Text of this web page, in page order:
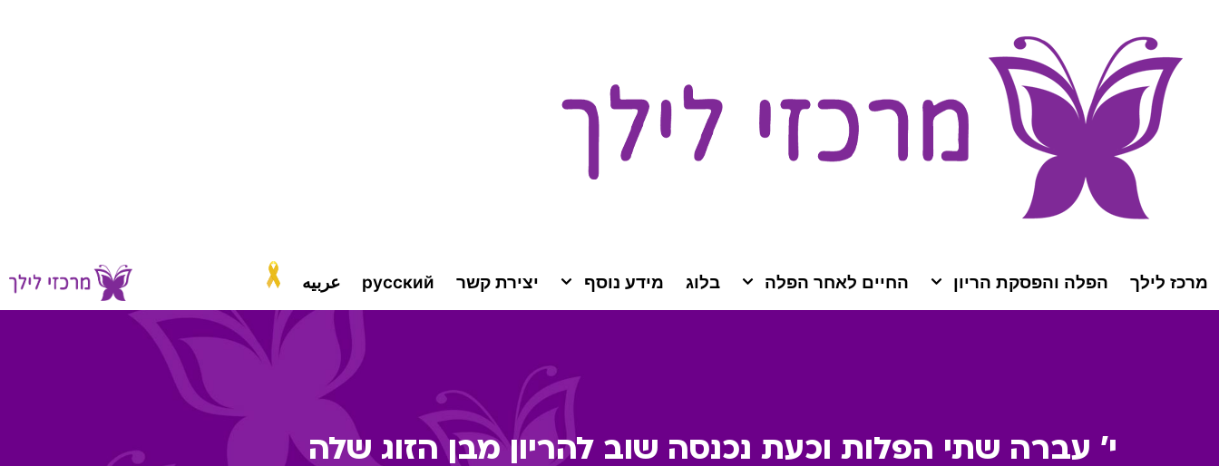
מרכז לילך הפלה והפסקת הריון החיים לאחר הפלה בלוג מידע נוסף יצירת קשר русский عربيه
י' עברה שתי הפלות וכעת נכנסה שוב להריון מבן הזוג שלה